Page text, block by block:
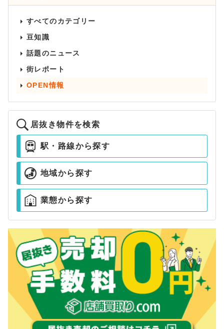
すべてのカテゴリー
豆知識
話題のニュース
街レポート
OPEN情報
居抜き物件を検索
駅・路線から探す
地域から探す
業態から探す